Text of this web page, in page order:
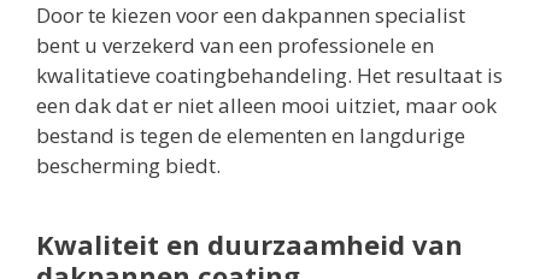
Door te kiezen voor een dakpannen specialist
bent u verzekerd van een professionele en
kwalitatieve coatingbehandeling. Het resultaat is
een dak dat er niet alleen mooi uitziet, maar ook
bestand is tegen de elementen en langdurige
bescherming biedt.
Kwaliteit en duurzaamheid van